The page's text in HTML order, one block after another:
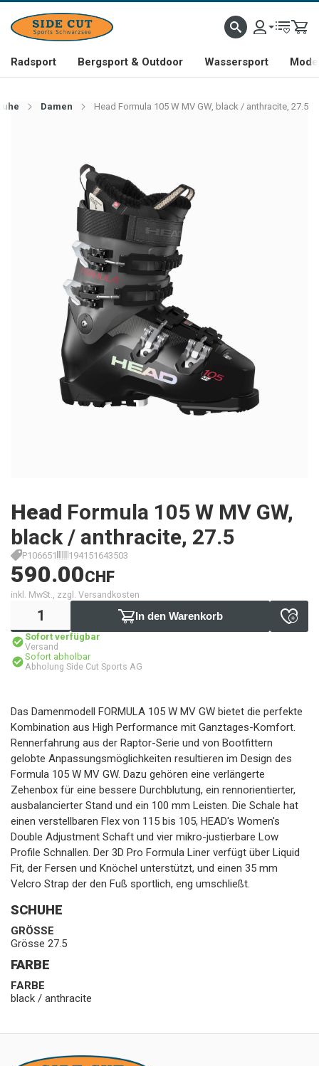
Radsport Bergsport & Outdoor Wassersport
Damen Head Formula 105 W MV GW, black / anthracite, 27.5
Head Formula 105 W MV GW,
black / anthracite, 27.5
P106651 194151643503
590.00CHF
inkl. MwSt., zzgl. Versandkosten
In den Warenkorb
Sofort verfügbar
Versand
Sofort abholbar
Abholung Side Cut Sports AG
Das Damenmodell FORMULA 105 W MV GW bietet die perfekte
Kombination aus High Performance mit Ganztages-Komfort.
Rennerfahrung aus der Raptor-Serie und von Bootfittern
gelobte Anpassungsmöglichkeiten resultieren im Design des
Formula 105 W MV GW. Dazu gehören eine verlängerte
Zehenbox für eine bessere Durchblutung, ein rennorientierter,
ausbalancierter Stand und ein 100 mm Leisten. Die Schale hat
einen verstellbaren Flex von 115 bis 105, HEAD's Women's
Double Adjustment Schaft und vier mikro-justierbare Low
Profile Schnallen. Der 3D Pro Formula Liner verfügt über Liquid
Fit, der Fersen und Knöchel unterstützt, und einen 35 mm
Velcro Strap der den Fuß sportlich, eng umschließt.
SCHUHE
GRÖSSE
Grösse 27.5
FARBE
FARBE
black / anthracite